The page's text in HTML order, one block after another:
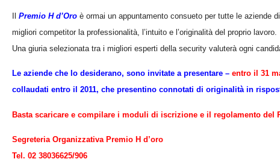
Premio H d’Oro è ormai un appuntamento consueto per tutte le aziende
migliori competitor la professionalità, l’intuito e l’originalità del proprio lavoro.
Una giuria selezionata tra i migliori esperti della security valuterà ogni
Le aziende che lo desiderano, sono invitate a presentare – entro il 31
collaudati entro il 2011, che presentino connotati di originalità in
Basta scaricare e compilare i moduli di iscrizione e il regolamento del
Segreteria Organizzativa Premio H d’oro
Tel. 02 38036625/906